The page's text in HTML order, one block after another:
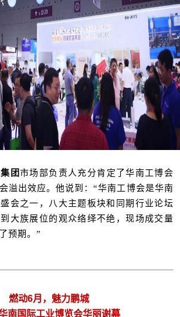
团市场部负责人充分肯定了华南工博会
溢出效应。他说到：“华南工博会是华南
会之一，八大主题板块和同期行业论坛
大族展位的观众络绎不绝，现场成交量
预期。”
燃动6月，魅力鹏城
南国际工业博览会华丽谢幕